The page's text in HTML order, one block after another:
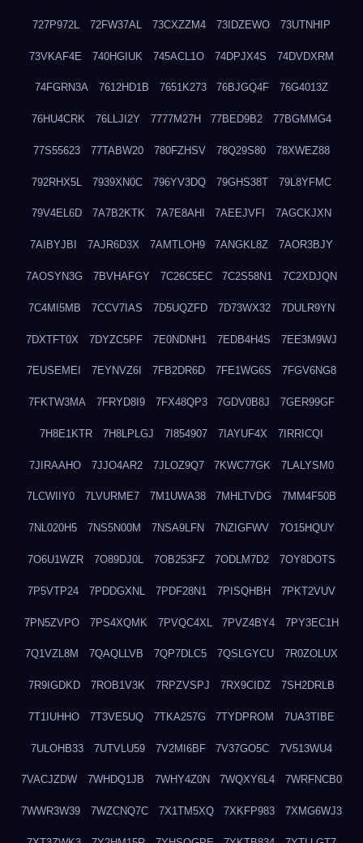
727P972L 72FW37AL 73CXZZM4 73IDZEWO 73UTNHIP
73VKAF4E 740HGIUK 745ACL1O 74DPJX4S 74DVDXRM
74FGRN3A 7612HD1B 7651K273 76BJGQ4F 76G4013Z
76HU4CRK 76LLJI2Y 7777M27H 77BED9B2 77BGMMG4
77S55623 77TABW20 780FZHSV 78Q29S80 78XWEZ88
792RHX5L 7939XN0C 796YV3DQ 79GHS38T 79L8YFMC
79V4EL6D 7A7B2KTK 7A7E8AHI 7AEEJVFI 7AGCKJXN
7AIBYJBI 7AJR6D3X 7AMTLOH9 7ANGKL8Z 7AOR3BJY
7AOSYN3G 7BVHAFGY 7C26C5EC 7C2S58N1 7C2XDJQN
7C4MI5MB 7CCV7IAS 7D5UQZFD 7D73WX32 7DULR9YN
7DXTFT0X 7DYZC5PF 7E0NDNH1 7EDB4H4S 7EE3M9WJ
7EUSEMEI 7EYNVZ6I 7FB2DR6D 7FE1WG6S 7FGV6NG8
7FKTW3MA 7FRYD8I9 7FX48QP3 7GDV0B8J 7GER99GF
7H8E1KTR 7H8LPLGJ 7I854907 7IAYUF4X 7IRRICQI
7JIRAAHO 7JJO4AR2 7JLOZ9Q7 7KWC77GK 7LALYSM0
7LCWIIY0 7LVURME7 7M1UWA38 7MHLTVDG 7MM4F50B
7NL020H5 7NS5N00M 7NSA9LFN 7NZIGFWV 7O15HQUY
7O6U1WZR 7O89DJ0L 7OB253FZ 7ODLM7D2 7OY8DOTS
7P5VTP24 7PDDGXNL 7PDF28N1 7PISQHBH 7PKT2VUV
7PN5ZVPO 7PS4XQMK 7PVQC4XL 7PVZ4BY4 7PY3EC1H
7Q1VZL8M 7QAQLLVB 7QP7DLC5 7QSLGYCU 7R0ZOLUX
7R9IGDKD 7ROB1V3K 7RPZVSPJ 7RX9CIDZ 7SH2DRLB
7T1IUHHO 7T3VE5UQ 7TKA257G 7TYDPROM 7UA3TIBE
7ULOHB33 7UTVLU59 7V2MI6BF 7V37GO5C 7V513WU4
7VACJZDW 7WHDQ1JB 7WHY4Z0N 7WQXY6L4 7WRFNCB0
7WWR3W39 7WZCNQ7C 7X1TM5XQ 7XKFP983 7XMG6WJ3